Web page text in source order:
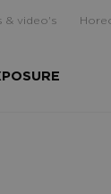
& video's